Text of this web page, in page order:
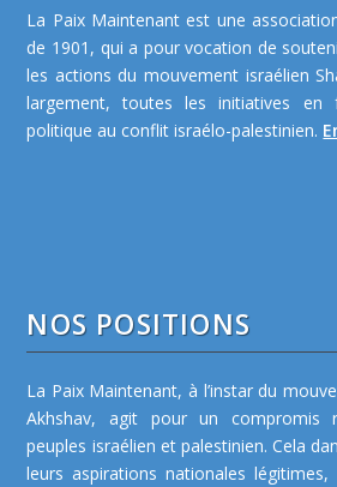
La Paix Maintenant est une
de 1901, qui a pour vocation de
les actions du mouvement israélien
largement, toutes les initiatives en
politique au conflit israélo-palestinien.
NOS POSITIONS
La Paix Maintenant, à l’instar du
Akhshav, agit pour un compromis
peuples israélien et palestinien. Cela
leurs aspirations nationales